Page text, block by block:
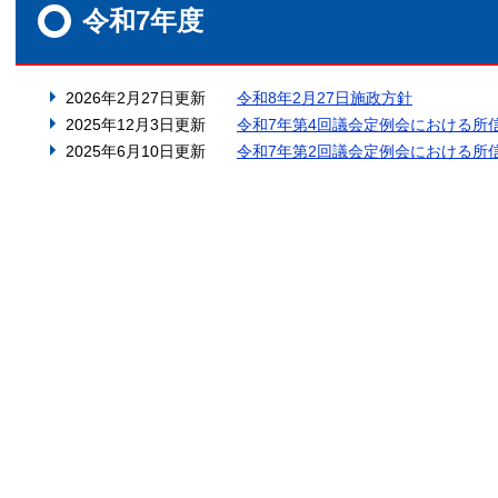
令和7年度
2026年2月27日更新
令和8年2月27日施政方針
2025年12月3日更新
令和7年第4回議会定例会における所
2025年6月10日更新
令和7年第2回議会定例会における所